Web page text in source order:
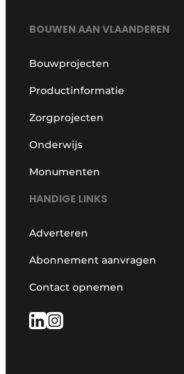
BOUWEN AAN VLAANDEREN
Bouwprojecten
Productinformatie
Zorgprojecten
Onderwijs
Monumenten
HANDIGE LINKS
Adverteren
Abonnement aanvragen
Contact opnemen